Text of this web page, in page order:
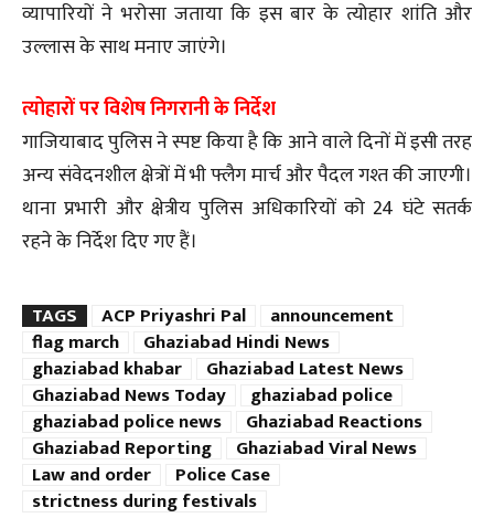
व्यापारियों ने भरोसा जताया कि इस बार के त्योहार शांति और
उल्लास के साथ मनाए जाएंगे।
त्योहारों पर विशेष निगरानी के निर्देश
गाजियाबाद पुलिस ने स्पष्ट किया है कि आने वाले दिनों में इसी तरह
अन्य संवेदनशील क्षेत्रों में भी फ्लैग मार्च और पैदल गश्त की जाएगी।
थाना प्रभारी और क्षेत्रीय पुलिस अधिकारियों को 24 घंटे सतर्क
रहने के निर्देश दिए गए हैं।
TAGS ACP Priyashri Pal
announcement
flag march
Ghaziabad Hindi News
ghaziabad khabar
Ghaziabad Latest News
Ghaziabad News Today
ghaziabad police
ghaziabad police news
Ghaziabad Reactions
Ghaziabad Reporting
Ghaziabad Viral News
Law and order
Police Case
strictness during festivals